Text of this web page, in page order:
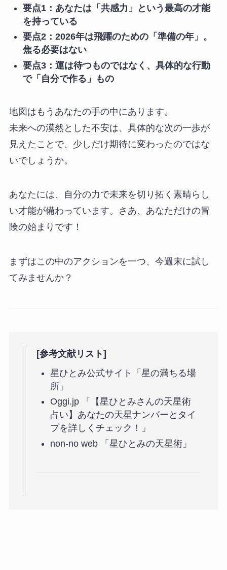
要点1：あなたは「共感力」という最高の才能
を持っている
要点2：2026年は飛躍のための「準備の年」。
焦る必要はない
要点3：運は待つものではなく、具体的な行動
で「自分で作る」もの
地図はもうあなたの手の中にあります。
未来への漠然とした不安は、具体的な次の一歩が
見えたことで、少しだけ期待に変わったのではな
いでしょうか。
あなたには、自分の力で未来を切り拓く素晴らし
い才能が備わっています。さあ、あなただけの冒
険の始まりです！
まずはこの中のアクションを一つ、今週末に試し
てみませんか？
[参考文献リスト]
星ひとみ公式サイト「星の満ちる場
所」
Oggi.jp 「【星ひとみさんの天星術
占い】あなたの天星ナンバーとタイ
プを詳しくチェック！」
non-no web 「星ひとみの天星術」